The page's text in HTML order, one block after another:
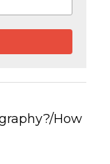
How